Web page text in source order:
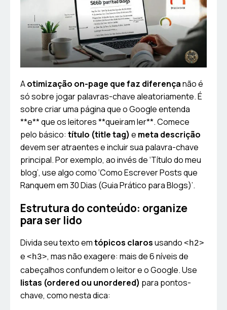
Aotimização on-page que faz diferençanão é
só sobre jogar palavras-chave aleatoriamente. É
sobre criar uma página que o Google entenda
**e** que os leitores **queiram ler**. Comece
pelo básico: título (title tag) e meta descrição
devem ser atraentes e incluir sua palavra-chave
principal. Por exemplo, ao invés de ‘Título do meu
blog’, use algo como ‘Como Escrever Posts que
Ranquem em 30 Dias (Guia Prático para Blogs)’.
Estrutura do conteúdo: organize
para ser lido
Divida seu texto emtópicos clarosusando <h2>
e <h3>, mas não exagere: mais de 6 níveis de
cabeçalhos confundem o leitor e o Google. Use
listas (ordered ou unordered) para pontos-
chave, como nesta dica: